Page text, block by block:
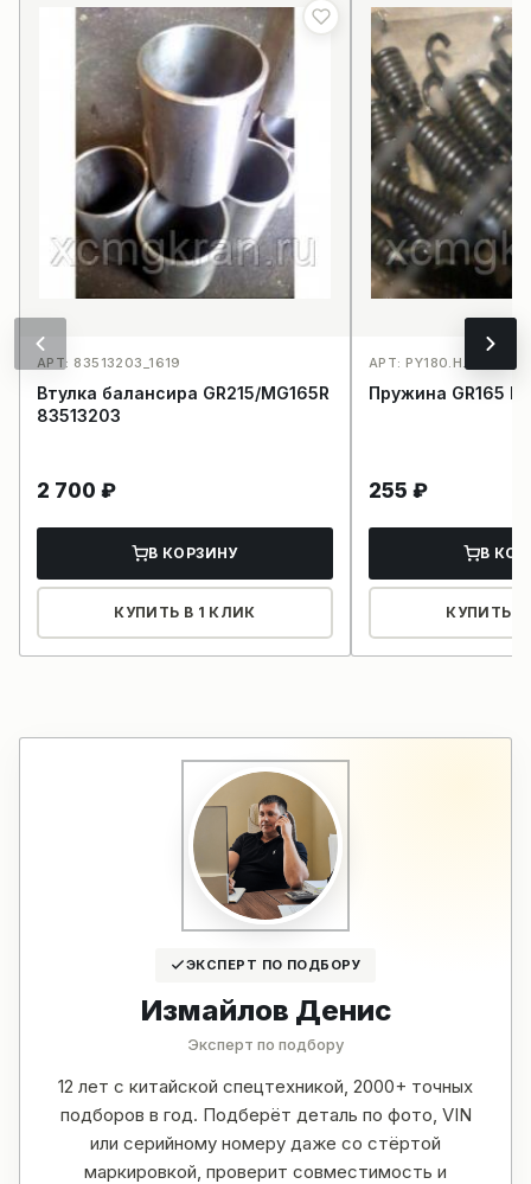
АРТ: 83513203_1619
Втулка балансира GR215/MG165R
83513203
2 700 ₽
В КОРЗИНУ
КУПИТЬ В 1 КЛИК
АРТ: PY180.H.2.6A.-
Пружина GR165
255 ₽
В
КУПИТЬ В
ЭКСПЕРТ ПО ПОДБОРУ
Измайлов Денис
Эксперт по подбору
12 лет с китайской спецтехникой, 2000+ точных
подборов в год. Подберёт деталь по фото, VIN
или серийному номеру даже со стёртой
маркировкой, проверит совместимость и